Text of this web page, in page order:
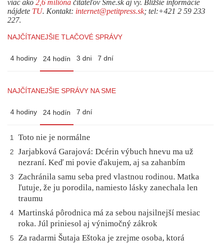
viac ako 2,6 milióna čitateľov Sme.sk aj vy. Bližšie informácie
nájdete TU. Kontakt: internet@petitpress.sk; tel:+421 2 59 233
227.
NAJČÍTANEJŠIE TLAČOVÉ SPRÁVY
4 hodiny 24 hodín 3 dni 7 dní
NAJČÍTANEJŠIE SPRÁVY NA SME
4 hodiny 24 hodín 7 dní
1 Toto nie je normálne
2
Jarjabková Garajová: Dcérin výbuch hnevu ma už
nezraní. Keď mi povie ďakujem, aj sa zahanbím
3
Zachránila samu seba pred vlastnou rodinou. Matka
ľutuje, že ju porodila, namiesto lásky zanechala len
traumu
4 Martinská pôrodnica má za sebou najsilnejší mesiac
roka. Júl priniesol aj výnimočný zákrok
5
Za radarmi Šutaja Eštoka je zrejme osoba, ktorá